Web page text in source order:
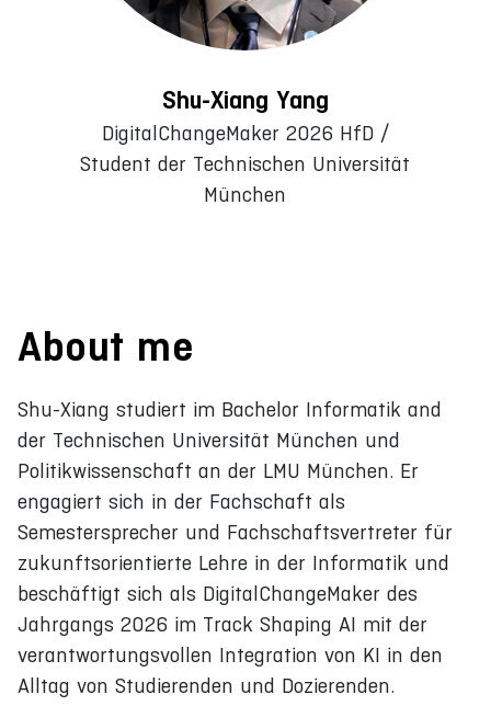
Shu-Xiang Yang
DigitalChangeMaker 2026 HfD /
Student der Technischen Universität
München
About me
Shu-Xiang studiert im Bachelor Informatik and
der Technischen Universität München und
Politikwissenschaft an der LMU München. Er
engagiert sich in der Fachschaft als
Semestersprecher und Fachschaftsvertreter für
zukunftsorientierte Lehre in der Informatik und
beschäftigt sich als DigitalChangeMaker des
Jahrgangs 2026 im Track Shaping AI mit der
verantwortungsvollen Integration von KI in den
Alltag von Studierenden und Dozierenden.